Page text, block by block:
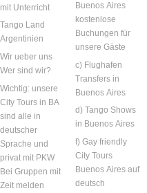
mit Unterricht
Tango Land
Argentinien
Wir ueber uns
Wer sind wir?
Wichtig: unsere
City Tours in BA
sind alle in
deutscher
Sprache und
privat mit PKW
Bei Gruppen mit
Zeit melden
Buenos Aires
kostenlose
Buchungen für
unsere Gäste
c) Flughafen
Transfers in
Buenos Aires
d) Tango Shows
in Buenos Aires
f) Gay friendly
City Tours
Buenos Aires auf
deutsch